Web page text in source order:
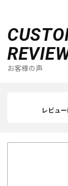
お客様の声
レビュ